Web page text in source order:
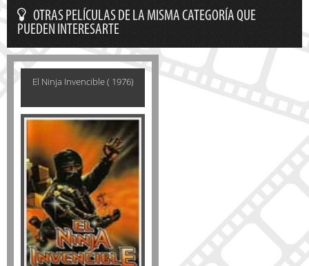
OTRAS PELÍCULAS DE LA MISMA CATEGORÍA QUE
PUEDEN INTERESARTE
El Ninja Invencible ( 1976)